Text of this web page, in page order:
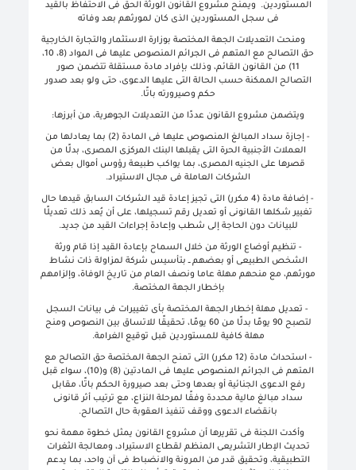
المستوردين.
ويمنح مشروع القانون الورثة الحق فى الاحتفاظ بالقيد
فى سجل المستوردين الذى كان لمورثهم بعد وفاته
ومنحت التعديلات الجهة المختصة بوزارة الاستثمار والتجارة الخارجية
حق التصالح مع المتهم فى الجرائم المنصوص عليها فى المواد (8، 10،
11) من القانون القائم، وذلك بإفراد مادة مستقلة تتضمن صور
التصالح الممكنة حسب الحالة التى عليها الدعوى، حتى ولو بعد صدور
حكم وصيرورته باتًا.
ويتضمن مشروع القانون عددًا من التعديلات الجوهرية، من أبرزها:
-
إجازة سداد المبالغ المنصوص عليها فى المادة (2) بما يعادلها من
العملات الأجنبية الحرة التى يقبلها البنك المركزى المصرى، بدلًا من
قصرها على الجنيه المصرى، بما يواكب طبيعة رؤوس أموال بعض
الشركات العاملة فى مجال الاستيراد.
-
إضافة مادة (4 مكرر) التى تجيز إعادة قيد الشركات السابق قيدها حال
تغيير شكلها القانونى أو تعديل رقم تسجيلها، على أن يُعد ذلك تعديلًا
للبيانات دون الحاجة إلى شطب وإعادة إجراءات القيد من جديد.
- تنظيم أوضاع الورثة من خلال السماح بإعادة القيد إذا قام ورثة
الشخص الطبيعى أو بعضهم ــ بتأسيس شركة لمزاولة ذات نشاط
مورثهم، مع منحهم مهلة عاما ونصف العام من تاريخ الوفاة، وإلزامهم
بإخطار الجهة المختصة.
- تعديل مهلة إخطار الجهة المختصة بأى تغييرات فى بيانات السجل
لتصبح 90 يومًا بدلًا من 60 يومًا، تحقيقًا للاتساق بين النصوص ومنح
مهلة كافية للمستوردين قبل توقيع الغرامة.
-
استحداث مادة (12 مكرر) التى تمنح الجهة المختصة حق التصالح مع
المتهم فى الجرائم المنصوص عليها فى المادتين (8) و(10)، سواء قبل
رفع الدعوى الجنائية أو بعدها وحتى بعد صيرورة الحكم باتًا، مقابل
سداد مبالغ مالية محددة وفقًا لمرحلة النزاع، مع ترتيب أثر قانونى
بانقضاء الدعوى ووقف تنفيذ العقوبة حال التصالح.
وأكدت اللجنة فى تقريرها أن مشروع القانون يمثل خطوة مهمة نحو
تحديث الإطار التشريعى المنظم لقطاع الاستيراد، ومعالجة الثغرات
التطبيقية، وتحقيق قدر من المرونة والانضباط فى آن واحد، بما يدعم